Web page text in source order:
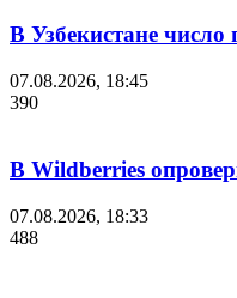
В Узбекистане число
07.08.2026, 18:45
390
В Wildberries
07.08.2026, 18:33
488